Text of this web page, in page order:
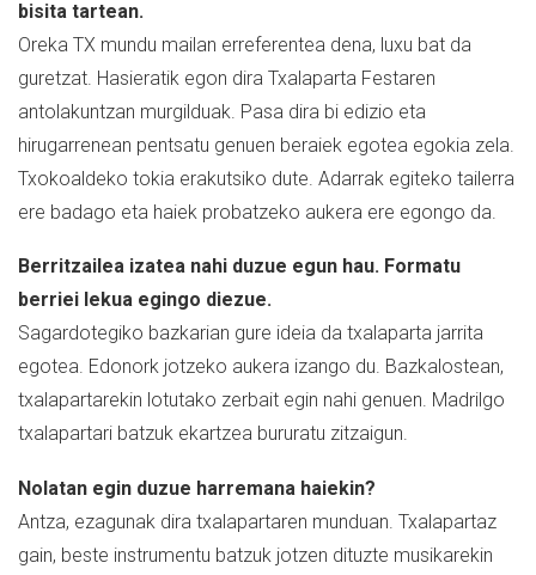
bisita tartean.
Oreka TX mundu mailan erreferentea dena, luxu bat da
guretzat. Hasieratik egon dira Txalaparta Festaren
antolakuntzan murgilduak. Pasa dira bi edizio eta
hirugarrenean pentsatu genuen beraiek egotea egokia zela.
Txokoaldeko tokia erakutsiko dute. Adarrak egiteko tailerra
ere badago eta haiek probatzeko aukera ere egongo da.
Berritzailea izatea nahi duzue egun hau. Formatu
berriei lekua egingo diezue.
Sagardotegiko bazkarian gure ideia da txalaparta jarrita
egotea. Edonork jotzeko aukera izango du. Bazkalostean,
txalapartarekin lotutako zerbait egin nahi genuen. Madrilgo
txalapartari batzuk ekartzea bururatu zitzaigun.
Nolatan egin duzue harremana haiekin?
Antza, ezagunak dira txalapartaren munduan. Txalapartaz
gain, beste instrumentu batzuk jotzen dituzte musikarekin